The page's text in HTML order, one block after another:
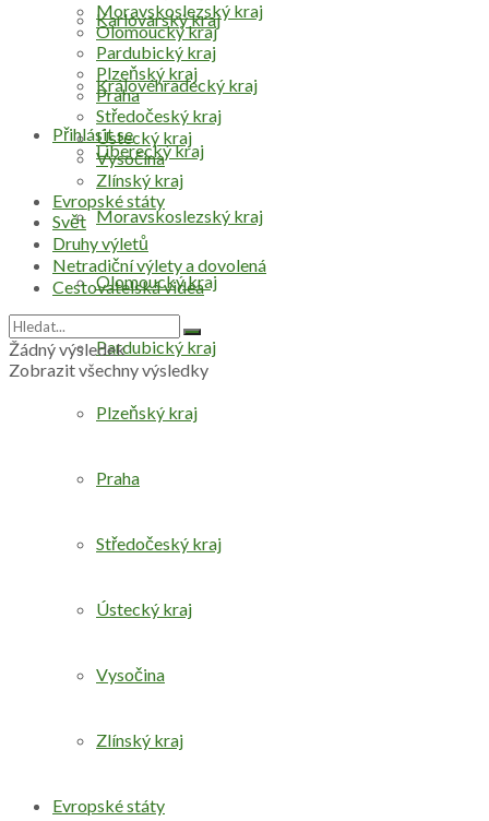
Přihlásit se
Karlovarský kraj
Královéhradecký kraj
Liberecký kraj
Moravskoslezský kraj
Olomoucký kraj
Pardubický kraj
Plzeňský kraj
Praha
Středočeský kraj
Ústecký kraj
Vysočina
Zlínský kraj
Evropské státy
Moravskoslezský kraj
Olomoucký kraj
Pardubický kraj
Plzeňský kraj
Praha
Středočeský kraj
Ústecký kraj
Vysočina
Zlínský kraj
Evropské státy
Svět
Druhy výletů
Netradiční výlety a dovolená
Cestovatelská videa
Žádný výsledek
Zobrazit všechny výsledky